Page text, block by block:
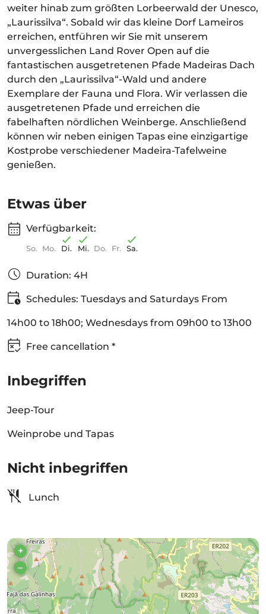
weiter hinab zum größten Lorbeerwald der Unesco,
„Laurissilva“. Sobald wir das kleine Dorf Lameiros
erreichen, entführen wir Sie mit unserem
unvergesslichen Land Rover Open auf die
fantastischen ausgetretenen Pfade Madeiras Dach
durch den „Laurissilva“-Wald und andere
Exemplare der Fauna und Flora. Wir verlassen die
ausgetretenen Pfade und erreichen die
fabelhaften nördlichen Weinberge. Anschließend
können wir neben einigen Tapas eine einzigartige
Kostprobe verschiedener Madeira-Tafelweine
genießen.
Etwas über
Verfügbarkeit:
So. Mo. Di. Mi. Do. Fr. Sa.
Duration: 4H
Schedules: Tuesdays and Saturdays From
14h00 to 18h00; Wednesdays from 09h00 to 13h00
Free cancellation *
Inbegriffen
Jeep-Tour
Weinprobe und Tapas
Nicht inbegriffen
Lunch
+
–